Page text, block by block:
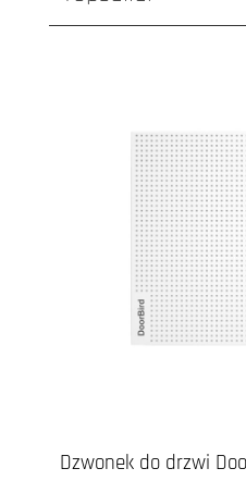
Dzwonek do drzwi